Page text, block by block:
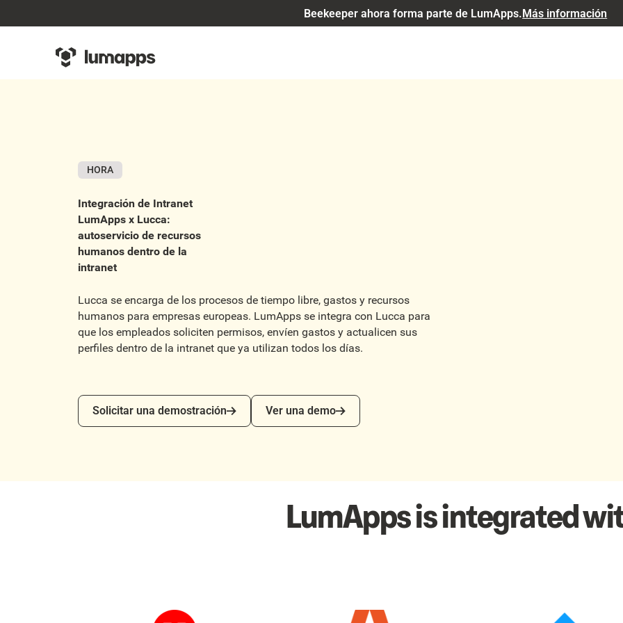
Beekeeper ahora forma parte de LumApps.Más información
HORA
Integración de Intranet
LumApps x Lucca:
autoservicio de recursos
humanos dentro de la
intranet
Lucca se encarga de los procesos de tiempo libre, gastos y recursos
humanos para empresas europeas. LumApps se integra con Lucca para
que los empleados soliciten permisos, envíen gastos y actualicen sus
perfiles dentro de la intranet que ya utilizan todos los días.
Solicitar una demostración
Solicitar una demostración
Ver una demo
Ver una demo
LumApps is integrated